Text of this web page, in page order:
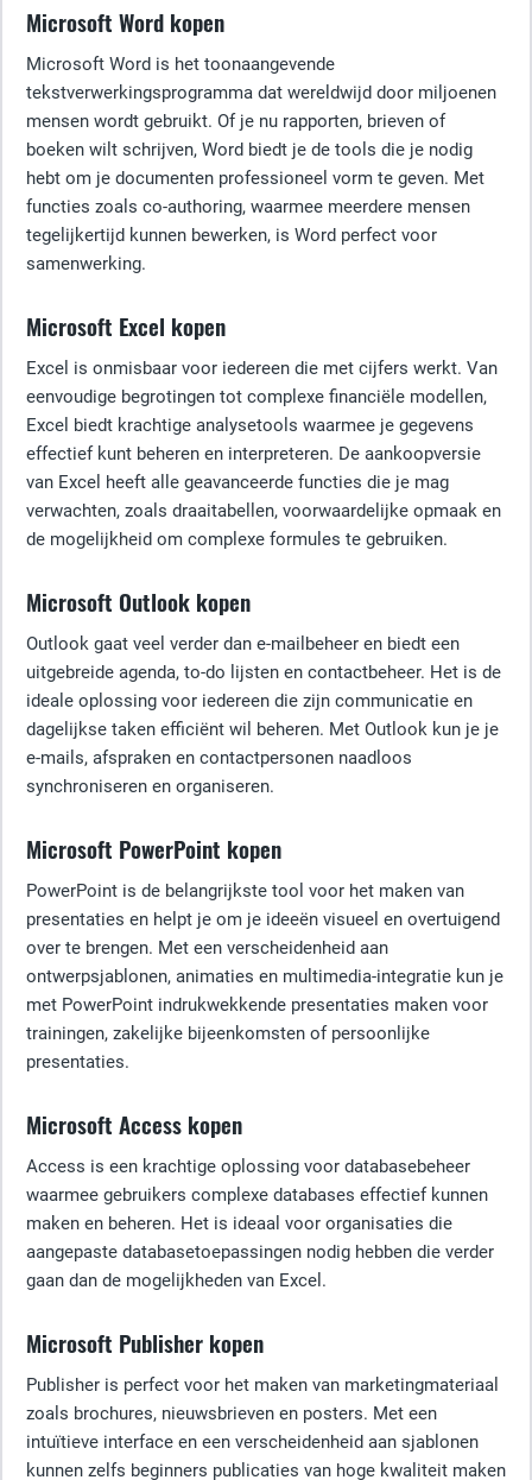
Microsoft Word kopen
Microsoft Word is het toonaangevende
tekstverwerkingsprogramma dat wereldwijd door miljoenen
mensen wordt gebruikt. Of je nu rapporten, brieven of
boeken wilt schrijven, Word biedt je de tools die je nodig
hebt om je documenten professioneel vorm te geven. Met
functies zoals co-authoring, waarmee meerdere mensen
tegelijkertijd kunnen bewerken, is Word perfect voor
samenwerking.
Microsoft Excel kopen
Excel is onmisbaar voor iedereen die met cijfers werkt. Van
eenvoudige begrotingen tot complexe financiële modellen,
Excel biedt krachtige analysetools waarmee je gegevens
effectief kunt beheren en interpreteren. De aankoopversie
van Excel heeft alle geavanceerde functies die je mag
verwachten, zoals draaitabellen, voorwaardelijke opmaak en
de mogelijkheid om complexe formules te gebruiken.
Microsoft Outlook kopen
Outlook gaat veel verder dan e-mailbeheer en biedt een
uitgebreide agenda, to-do lijsten en contactbeheer. Het is de
ideale oplossing voor iedereen die zijn communicatie en
dagelijkse taken efficiënt wil beheren. Met Outlook kun je je
e-mails, afspraken en contactpersonen naadloos
synchroniseren en organiseren.
Microsoft PowerPoint kopen
PowerPoint is de belangrijkste tool voor het maken van
presentaties en helpt je om je ideeën visueel en overtuigend
over te brengen. Met een verscheidenheid aan
ontwerpsjablonen, animaties en multimedia-integratie kun je
met PowerPoint indrukwekkende presentaties maken voor
trainingen, zakelijke bijeenkomsten of persoonlijke
presentaties.
Microsoft Access kopen
Access is een krachtige oplossing voor databasebeheer
waarmee gebruikers complexe databases effectief kunnen
maken en beheren. Het is ideaal voor organisaties die
aangepaste databasetoepassingen nodig hebben die verder
gaan dan de mogelijkheden van Excel.
Microsoft Publisher kopen
Publisher is perfect voor het maken van marketingmateriaal
zoals brochures, nieuwsbrieven en posters. Met een
intuïtieve interface en een verscheidenheid aan sjablonen
kunnen zelfs beginners publicaties van hoge kwaliteit maken